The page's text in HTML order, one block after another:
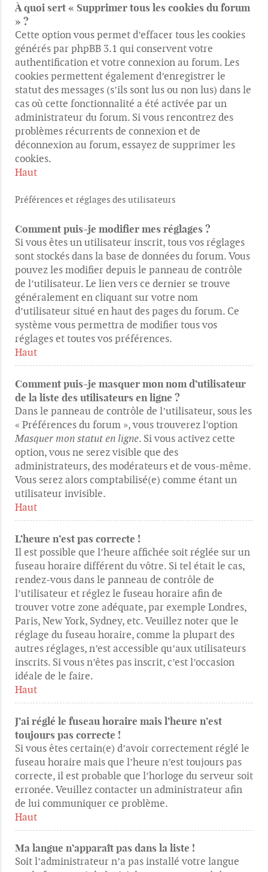
À quoi sert « Supprimer tous les cookies du forum
» ?
Cette option vous permet d’effacer tous les cookies
générés par phpBB 3.1 qui conservent votre
authentification et votre connexion au forum. Les
cookies permettent également d’enregistrer le
statut des messages (s’ils sont lus ou non lus) dans le
cas où cette fonctionnalité a été activée par un
administrateur du forum. Si vous rencontrez des
problèmes récurrents de connexion et de
déconnexion au forum, essayez de supprimer les
cookies.
Haut
Préférences et réglages des utilisateurs
Comment puis-je modifier mes réglages ?
Si vous êtes un utilisateur inscrit, tous vos réglages
sont stockés dans la base de données du forum. Vous
pouvez les modifier depuis le panneau de contrôle
de l’utilisateur. Le lien vers ce dernier se trouve
généralement en cliquant sur votre nom
d’utilisateur situé en haut des pages du forum. Ce
système vous permettra de modifier tous vos
réglages et toutes vos préférences.
Haut
Comment puis-je masquer mon nom d’utilisateur
de la liste des utilisateurs en ligne ?
Dans le panneau de contrôle de l’utilisateur, sous les
« Préférences du forum », vous trouverez l’option
Masquer mon statut en ligne. Si vous activez cette
option, vous ne serez visible que des
administrateurs, des modérateurs et de vous-même.
Vous serez alors comptabilisé(e) comme étant un
utilisateur invisible.
Haut
L’heure n’est pas correcte !
Il est possible que l’heure affichée soit réglée sur un
fuseau horaire différent du vôtre. Si tel était le cas,
rendez-vous dans le panneau de contrôle de
l’utilisateur et réglez le fuseau horaire afin de
trouver votre zone adéquate, par exemple Londres,
Paris, New York, Sydney, etc. Veuillez noter que le
réglage du fuseau horaire, comme la plupart des
autres réglages, n’est accessible qu’aux utilisateurs
inscrits. Si vous n’êtes pas inscrit, c’est l’occasion
idéale de le faire.
Haut
J’ai réglé le fuseau horaire mais l’heure n’est
toujours pas correcte !
Si vous êtes certain(e) d’avoir correctement réglé le
fuseau horaire mais que l’heure n’est toujours pas
correcte, il est probable que l’horloge du serveur soit
erronée. Veuillez contacter un administrateur afin
de lui communiquer ce problème.
Haut
Ma langue n’apparaît pas dans la liste !
Soit l’administrateur n’a pas installé votre langue